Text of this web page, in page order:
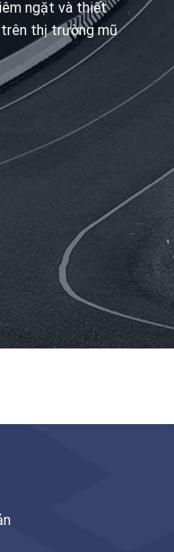
ngặt và thiết
thị trường mũ